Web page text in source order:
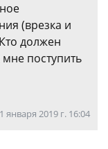
(врезка и
должен
поступить
января 2019 г. 16:04